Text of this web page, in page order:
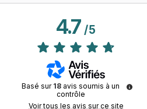
4.7/5
Basé sur 18 avis soumis à un
contrôle
Voir tous les avis sur ce site